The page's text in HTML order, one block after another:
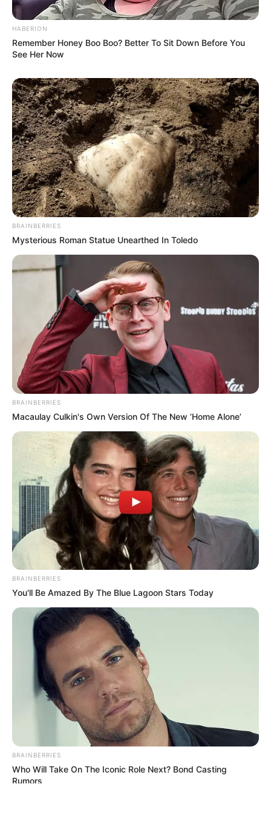
ΤΑΥΤΟΤΗΤΑ ΚΑΙ ΕΠΙΚΟΙΝΩΝΙΑ
© 2025 EVIANEWS του Γιώργου Κουτσελίνη
HABERION
Remember Honey Boo Boo? Better To Sit Down Before You
See Her Now
BRAINBERRIES
Mysterious Roman Statue Unearthed In Toledo
BRAINBERRIES
Macaulay Culkin's Own Version Of The New ‘Home Alone’
BRAINBERRIES
You'll Be Amazed By The Blue Lagoon Stars Today
BRAINBERRIES
Who Will Take On The Iconic Role Next? Bond Casting
Rumors